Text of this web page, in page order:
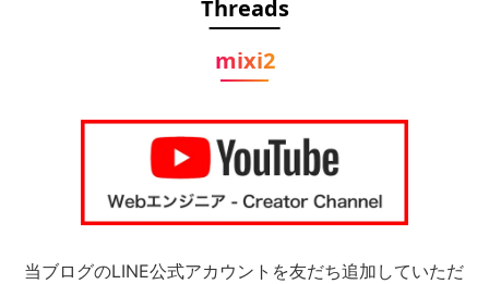
Threads
mixi2
当ブログのLINE公式アカウントを友だち追加していただ